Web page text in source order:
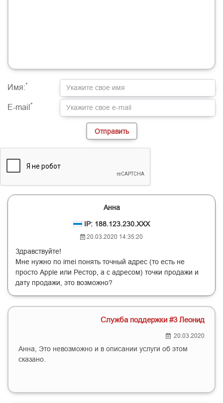
-
-
-
-
-
-
-
Имя:*
E-mail *
Анна
IP: 188.123.230.XXX
20.03.2020 14:35:20
Здравствуйте!
Мне нужно по imei понять точный адрес (то есть не
просто Apple или Рестор, а с адресом) точки продажи и
дату продажи, это возможно?
Анна, Это невозможно и в описании услуги об этом
сказано.
Служба поддержки #3 Леонид
20.03.2020